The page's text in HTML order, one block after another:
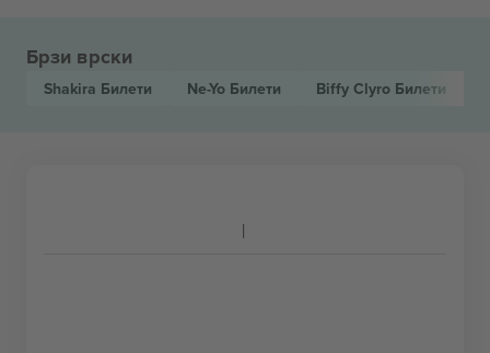
Брзи врски
Shakira Билети Ne-Yo Билети Biffy Clyro Билети